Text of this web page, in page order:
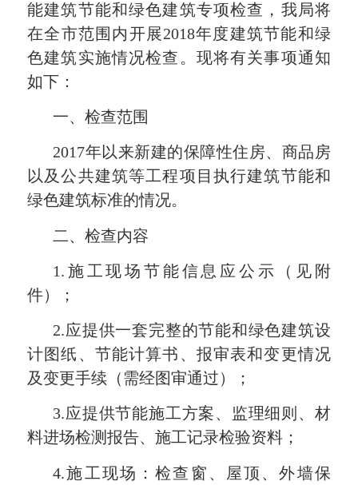
能建筑节能和绿色建筑专项检查，我局将
在全市范围内开展2018年度建筑节能和绿
色建筑实施情况检查。现将有关事项通知
如下：
一、检查范围
2017年以来新建的保障性住房、商品房
以及公共建筑等工程项目执行建筑节能和
绿色建筑标准的情况。
二、检查内容
1. 施工现场节能信息应公示（见附
件）；
2.应提供一套完整的节能和绿色建筑设
计图纸、节能计算书、报审表和变更情况
及变更手续（需经图审通过）；
3.应提供节能施工方案、监理细则、材
料进场检测报告、施工记录检验资料；
4.施工现场：检查窗、屋顶、外墙保